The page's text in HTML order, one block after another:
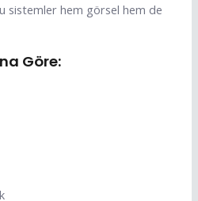
sistemler hem görsel hem de
Göre: